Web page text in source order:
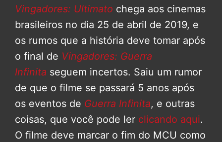
Vingadores: Ultimato chega aos cinemas
brasileiros no dia 25 de abril de 2019, e
os rumos que a história deve tomar após
o final de Vingadores: Guerra
Infinita seguem incertos. Saiu um rumor
de que o filme se passará 5 anos após
os eventos de Guerra Infinita, e outras
coisas, que você pode ler clicando aqui.
O filme deve marcar o fim do MCU como